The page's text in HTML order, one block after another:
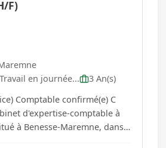
F)
en journée...
3 An(s)
Comptable confirmé(e) C
d'expertise-comptable à
à Benesse-Maremne, dans